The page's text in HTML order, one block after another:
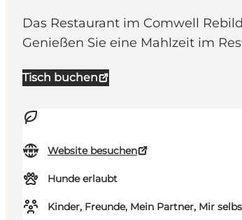
Das Restaurant im Comwell
Genießen Sie eine Mahlzeit im
Tisch buchen
Website besuchen
Hunde erlaubt
Kinder, Freunde, Mein Partner, Mir